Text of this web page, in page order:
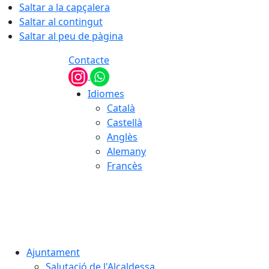
Saltar a la capçalera
Saltar al contingut
Saltar al peu de pàgina
Contacte
Idiomes
Català
Castellà
Anglès
Alemany
Francès
Ajuntament